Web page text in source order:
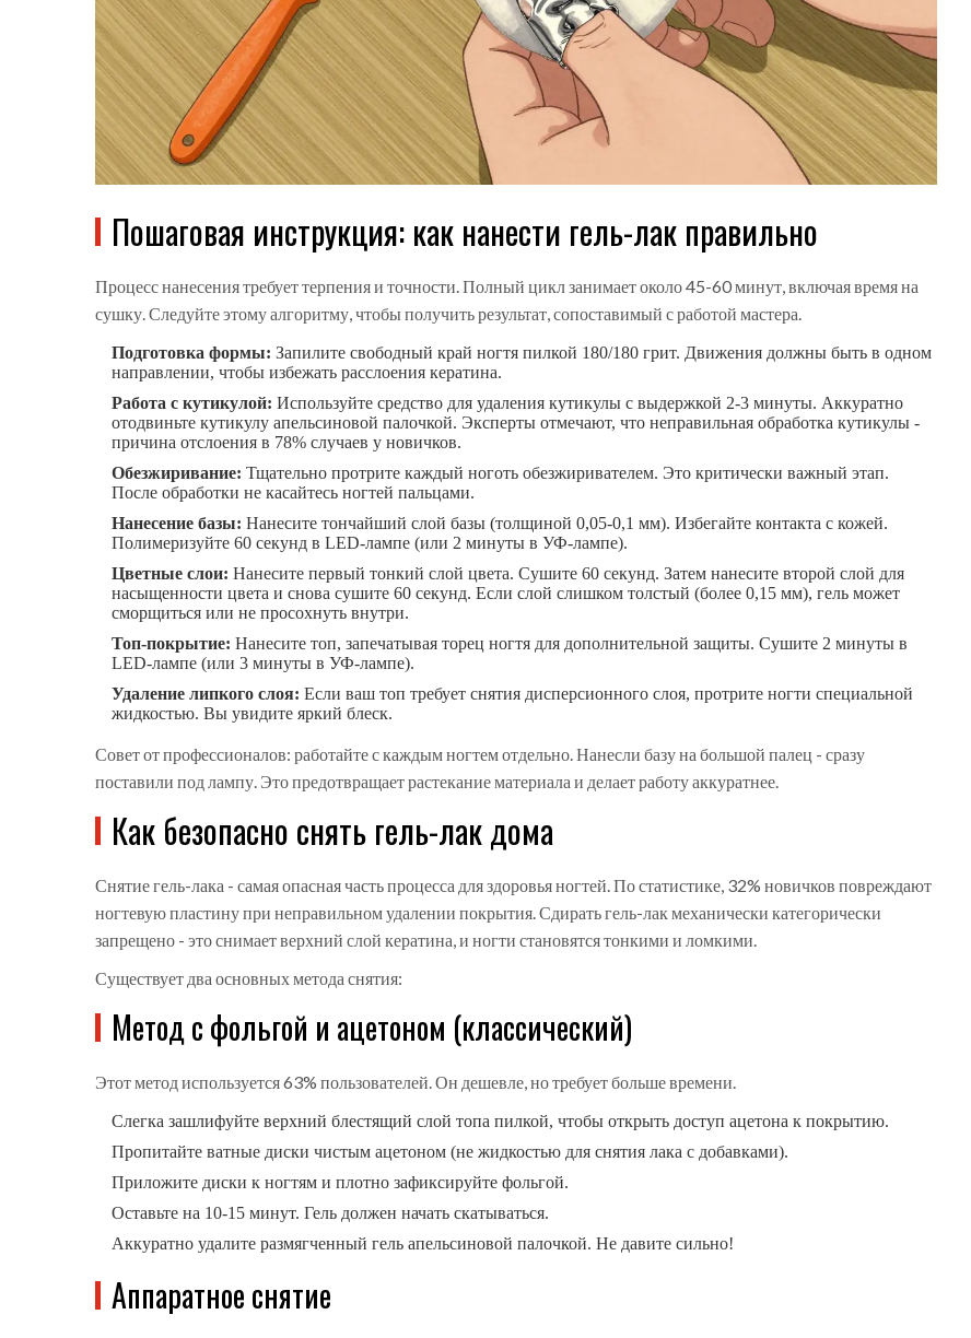
Пошаговая инструкция: как нанести гель-лак правильно
Процесс нанесения требует терпения и точности. Полный цикл занимает около 45-60 минут, включая время на
сушку. Следуйте этому алгоритму, чтобы получить результат, сопоставимый с работой мастера.
Подготовка формы: Запилите свободный край ногтя пилкой 180/180 грит. Движения должны быть в одном
направлении, чтобы избежать расслоения кератина.
Работа с кутикулой: Используйте средство для удаления кутикулы с выдержкой 2-3 минуты. Аккуратно
отодвиньте кутикулу апельсиновой палочкой. Эксперты отмечают, что неправильная обработка кутикулы -
причина отслоения в 78% случаев у новичков.
Обезжиривание: Тщательно протрите каждый ноготь обезжиривателем. Это критически важный этап.
После обработки не касайтесь ногтей пальцами.
Нанесение базы: Нанесите тончайший слой базы (толщиной 0,05-0,1 мм). Избегайте контакта с кожей.
Полимеризуйте 60 секунд в LED-лампе (или 2 минуты в УФ-лампе).
Цветные слои: Нанесите первый тонкий слой цвета. Сушите 60 секунд. Затем нанесите второй слой для
насыщенности цвета и снова сушите 60 секунд. Если слой слишком толстый (более 0,15 мм), гель может
сморщиться или не просохнуть внутри.
Топ-покрытие: Нанесите топ, запечатывая торец ногтя для дополнительной защиты. Сушите 2 минуты в
LED-лампе (или 3 минуты в УФ-лампе).
Удаление липкого слоя: Если ваш топ требует снятия дисперсионного слоя, протрите ногти специальной
жидкостью. Вы увидите яркий блеск.
Совет от профессионалов: работайте с каждым ногтем отдельно. Нанесли базу на большой палец - сразу
поставили под лампу. Это предотвращает растекание материала и делает работу аккуратнее.
Как безопасно снять гель-лак дома
Снятие гель-лака - самая опасная часть процесса для здоровья ногтей. По статистике, 32% новичков повреждают
ногтевую пластину при неправильном удалении покрытия. Сдирать гель-лак механически категорически
запрещено - это снимает верхний слой кератина, и ногти становятся тонкими и ломкими.
Существует два основных метода снятия:
Метод с фольгой и ацетоном (классический)
Этот метод используется 63% пользователей. Он дешевле, но требует больше времени.
Слегка зашлифуйте верхний блестящий слой топа пилкой, чтобы открыть доступ ацетона к покрытию.
Пропитайте ватные диски чистым ацетоном (не жидкостью для снятия лака с добавками).
Приложите диски к ногтям и плотно зафиксируйте фольгой.
Оставьте на 10-15 минут. Гель должен начать скатываться.
Аккуратно удалите размягченный гель апельсиновой палочкой. Не давите сильно!
Аппаратное снятие